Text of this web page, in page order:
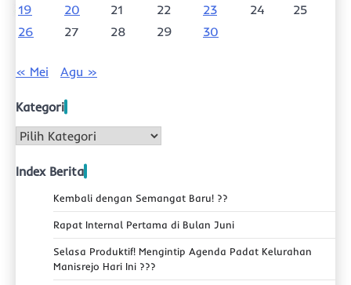
19
20 21 22 23 24
25
26
27 28 29 30
« Mei Agu »
Kategori
Kategori
Index Berita
Kembali dengan Semangat Baru! ??
Rapat Internal Pertama di Bulan Juni
Selasa Produktif! Mengintip Agenda Padat Kelurahan
Manisrejo Hari Ini ???